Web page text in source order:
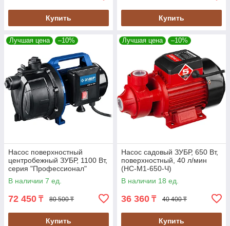
Купить Купить
Лучшая цена –10%
Насос поверхностный
центробежный ЗУБР, 1100 Вт,
серия "Профессионал"
(НПЦ-Т3-1100)
В наличии 7 ед.
72 450 ₸ 80 500 ₸
Купить
Лучшая цена –10%
Насос садовый ЗУБР, 650 Вт,
поверхностный, 40 л/мин
(НС-М1-650-Ч)
В наличии 18 ед.
36 360 ₸ 40 400 ₸
Купить